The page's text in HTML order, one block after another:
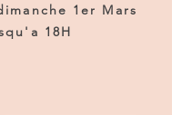
1er Mars
18H